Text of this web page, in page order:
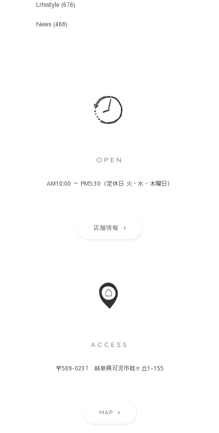
Lifestyle (676)
News (468)
OPEN
AM10:00 ～ PM5:30（定休日 火・水・木曜日）
店舗情報
ACCESS
〒509-0237 岐阜県可児市桂ヶ丘1-155
MAP